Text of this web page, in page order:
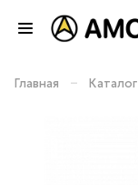
Главная – Каталог